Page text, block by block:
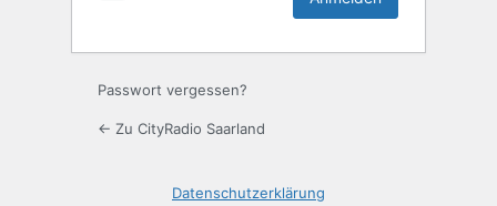
Passwort vergessen?
← Zu CityRadio Saarland
Datenschutzerklärung